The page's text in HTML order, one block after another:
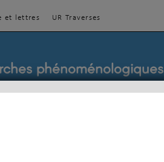
et lettres UR Traverses
phénoménologiques